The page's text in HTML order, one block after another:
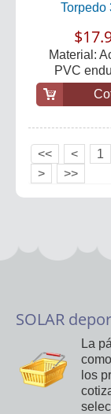
Torpedo
Material:
PVC
<< < 1
>
>>
SOLAR
La
los